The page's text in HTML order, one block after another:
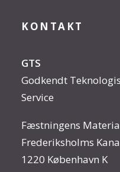
KONTAKT
GTS
Godkendt
Service
Fæstningens
Frederiksholms
1220 København K